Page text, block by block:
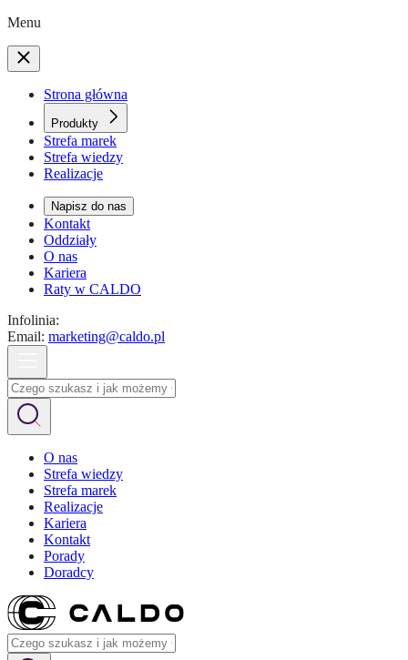
Menu
Strona główna
Produkty
Strefa marek
Strefa wiedzy
Realizacje
Napisz do nas
Kontakt
Oddziały
O nas
Kariera
Raty w CALDO
Infolinia:
Email: marketing@caldo.pl
O nas
Strefa wiedzy
Strefa marek
Realizacje
Kariera
Kontakt
Porady
Doradcy